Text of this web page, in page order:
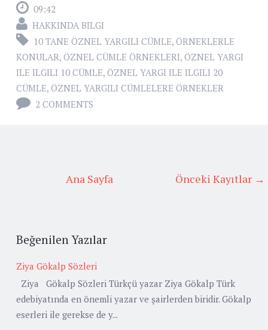
09:42
HAKKINDA BILGI
10 TANE ÖZNEL YARGILI CÜMLE, ÖRNEKLERLE
KONULAR, ÖZNEL CÜMLE ÖRNEKLERI, ÖZNEL YARGI
ILE ILGILI 10 CÜMLE, ÖZNEL YARGI ILE ILGILI 20
CÜMLE, ÖZNEL YARGILI CÜMLELERE ÖRNEKLER
2 COMMENTS
Önceki Kayıtlar →
Ana Sayfa
Beğenilen Yazılar
Ziya Gökalp Sözleri
Ziya Gökalp Sözleri Türkçü yazar Ziya Gökalp Türk
edebiyatında en önemli yazar ve şairlerden biridir. Gökalp
eserleri ile gerekse de y...